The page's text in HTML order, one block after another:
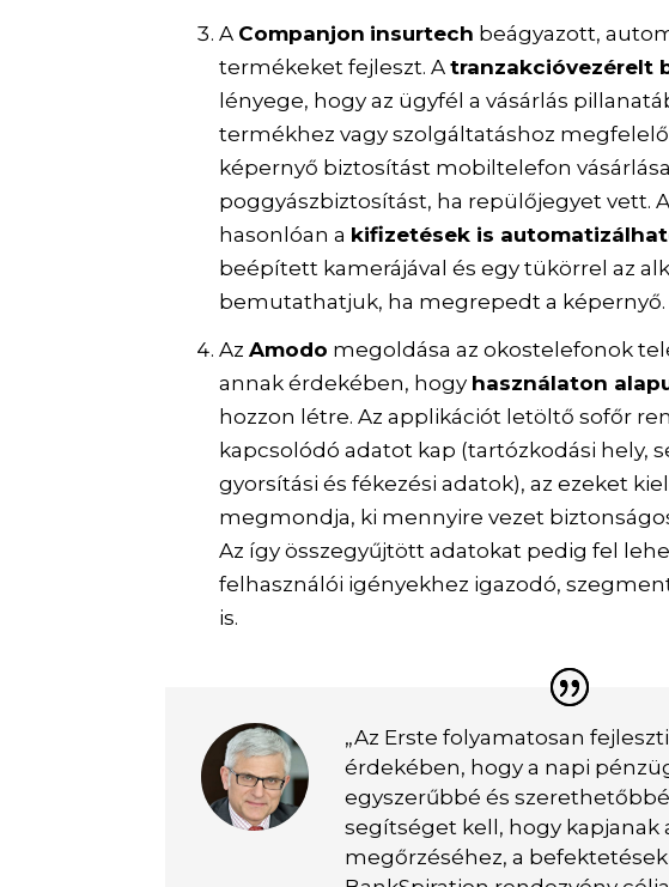
A Companjon insurtech beágyazott,
termékeket fejleszt. Atranzakcióvezérelt
lényege, hogy az ügyfél a vásárlás
termékhez vagy szolgáltatáshoz
képernyő biztosítást mobiltelefon
poggyászbiztosítást, ha repülőjegyet vett.
hasonlóan a kifizetések is
beépített kamerájával és egy tükörrel az
bemutathatjuk, ha megrepedt a képernyő.
AzAmodo megoldása az okostelefonok
annak érdekében, hogy használaton
hozzon létre. Az applikációt letöltő sofőr
kapcsolódó adatot kap (tartózkodási hely,
gyorsítási és fékezési adatok), az ezeket
megmondja, ki mennyire vezet
Az így összegyűjtött adatokat pedig fel
felhasználói igényekhez igazodó,
is.
„Az Erste folyamatosan
érdekében, hogy a napi
egyszerűbbé és
segítséget kell, hogy kapjanak
megőrzéséhez, a